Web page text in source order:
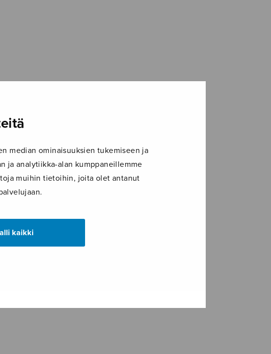
median ominaisuuksien tukemiseen ja
ja analytiikka-alan kumppaneillemme
muihin tietoihin, joita olet antanut
kaikki